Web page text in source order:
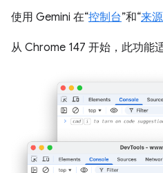
使用 Gemini 在“控制台”和“来源
从 Chrome 147 开始，此功能